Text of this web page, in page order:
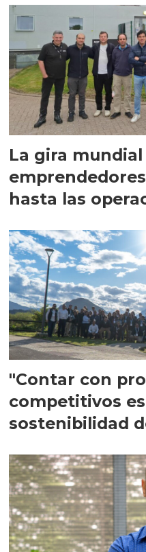
La gira mundial
hasta las
"Contar con
competitivos
sostenibilidad